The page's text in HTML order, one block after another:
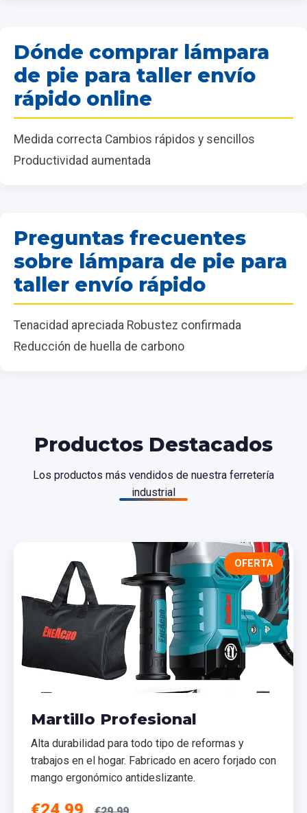
Dónde comprar lámpara
de pie para taller envío
rápido online
Medida correcta Cambios rápidos y sencillos
Productividad aumentada
Preguntas frecuentes
sobre lámpara de pie para
taller envío rápido
Tenacidad apreciada Robustez confirmada
Reducción de huella de carbono
Productos Destacados
Los productos más vendidos de nuestra ferretería
industrial
OFERTA
Martillo Profesional
Alta durabilidad para todo tipo de reformas y
trabajos en el hogar. Fabricado en acero forjado con
mango ergonómico antideslizante.